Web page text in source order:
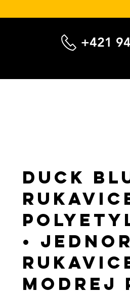
+421
DUCK
•
modrej